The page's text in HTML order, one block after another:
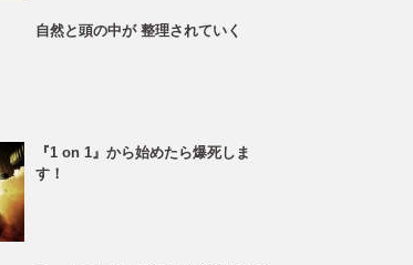
自然と頭の中が 整理されていく
『1 on 1』から始めたら爆死しま
す！